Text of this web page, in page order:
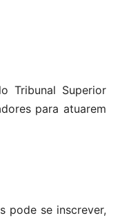
Tribunal Superior
para atuarem
pode se inscrever,